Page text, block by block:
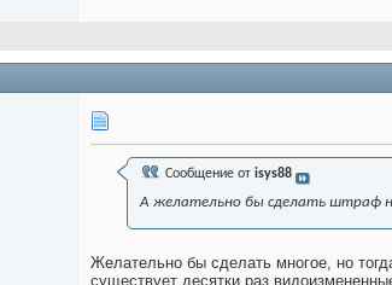
Сообщение от isys88
А желательно бы сделать штраф
Желательно бы сделать многое, но
существует десятки раз